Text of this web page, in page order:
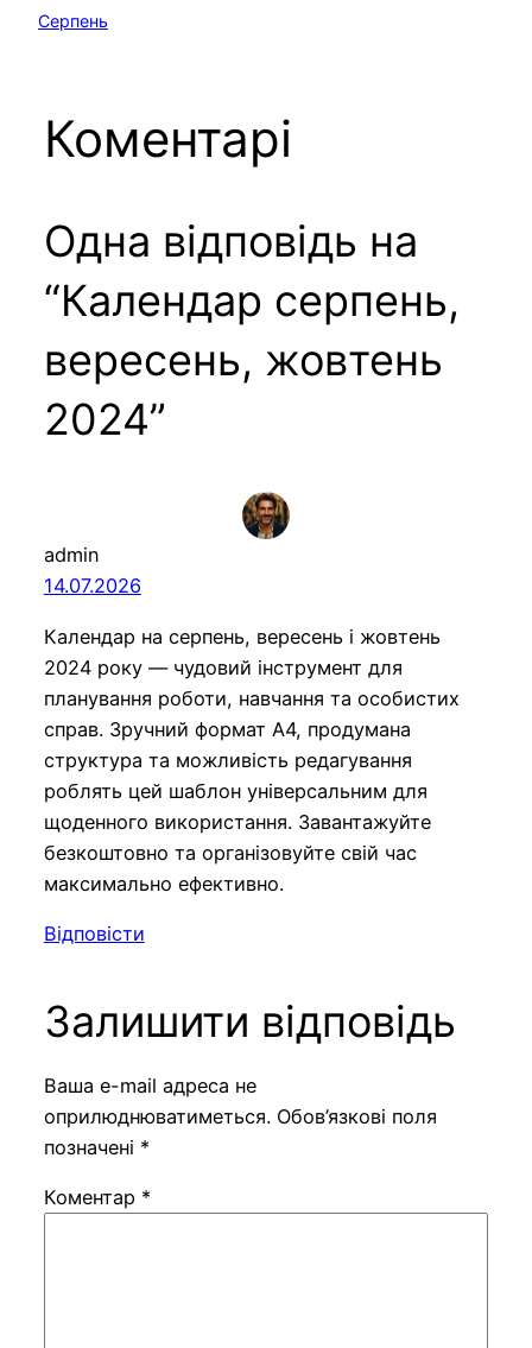
Серпень
Коментарі
Одна відповідь на
“Календар серпень,
вересень, жовтень
2024”
admin
14.07.2026
Календар на серпень, вересень і жовтень
2024 року — чудовий інструмент для
планування роботи, навчання та особистих
справ. Зручний формат A4, продумана
структура та можливість редагування
роблять цей шаблон універсальним для
щоденного використання. Завантажуйте
безкоштовно та організовуйте свій час
максимально ефективно.
Відповісти
Залишити відповідь
Ваша e-mail адреса не
оприлюднюватиметься. Обов’язкові поля
позначені *
Коментар *